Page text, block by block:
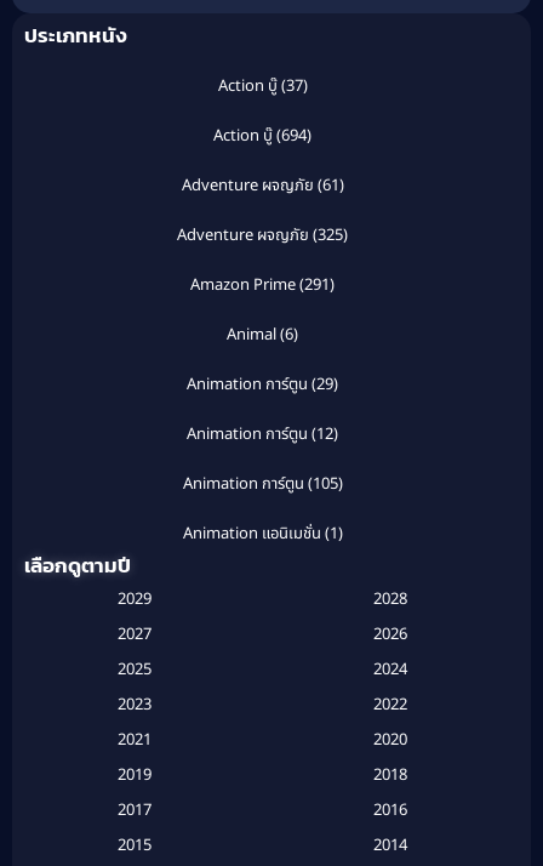
ประเภทหนัง
Action บู๊(37)
Action บู๊(694)
Adventure ผจญภัย (61)
Adventure ผจญภัย (325)
Amazon Prime(291)
Animal(6)
Animation การ์ตูน (29)
Animation การ์ตูน (12)
Animation การ์ตูน (105)
Animation แอนิเมชั่น (1)
Based on a True Story สร้างจากเรื่องจริง(2)
Based on a True Story เรื่องจริง (20)
เลือกดูตามปี
2029
2028
2027
2026
2025
2024
2023
2022
2021
2020
2019
2018
2017
2016
2015
2014